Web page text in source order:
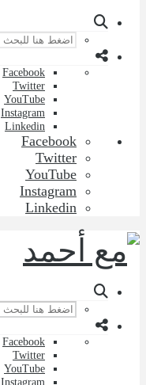
Facebook
Twitter
YouTube
Instagram
Linkedin
Facebook
Twitter
YouTube
Instagram
Linkedin
Facebook
Twitter
YouTube
Instagram